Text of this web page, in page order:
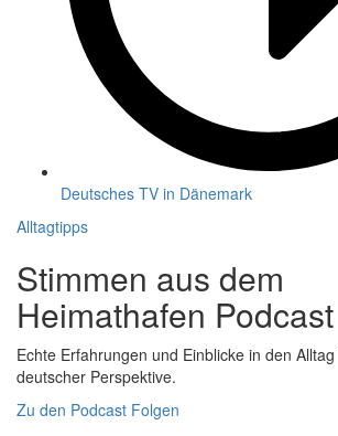
Deutsches TV in Dänemark
Alltagtipps
Stimmen aus dem
Heimathafen Podcast
Echte Erfahrungen und Einblicke in den
deutscher Perspektive.
Zu den Podcast Folgen